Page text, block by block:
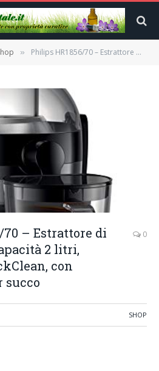
» Philips HR1856/70 – Estrattore di succo, 800 W, capacità 2 litri, tecnologia QuickClean, con contenitore per succo
70 – Estrattore di
2 litri,
con
succo
0
SHOP